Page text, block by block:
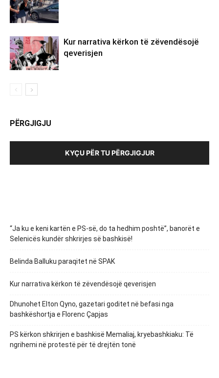
Kur narrativa kërkon të zëvendësojë
qeverisjen
PËRGJIGJU
KYÇU PËR TU PËRGJIGJUR
“Ja ku e keni kartën e PS-së, do ta hedhim poshtë”, banorët e
Selenicës kundër shkrirjes së bashkisë!
Belinda Balluku paraqitet në SPAK
Kur narrativa kërkon të zëvendësojë qeverisjen
Dhunohet Elton Qyno, gazetari goditet në befasi nga
bashkëshortja e Florenc Çapjas
PS kërkon shkrirjen e bashkisë Memaliaj, kryebashkiaku: Të
ngrihemi në protestë për të drejtën tonë